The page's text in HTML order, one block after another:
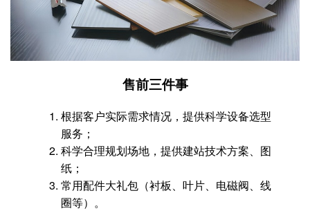
售前三件事
根据客户实际需求情况，提供科学设备选型
服务；
科学合理规划场地，提供建站技术方案、图
纸；
常用配件大礼包（衬板、叶片、电磁阀、线
圈等）。